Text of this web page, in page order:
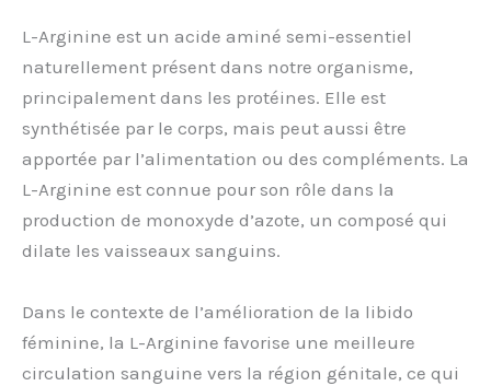
L-Arginine est un acide aminé semi-essentiel
naturellement présent dans notre organisme,
principalement dans les protéines. Elle est
synthétisée par le corps, mais peut aussi être
apportée par l’alimentation ou des compléments. La
L-Arginine est connue pour son rôle dans la
production de monoxyde d’azote, un composé qui
dilate les vaisseaux sanguins.
Dans le contexte de l’amélioration de la libido
féminine, la L-Arginine favorise une meilleure
circulation sanguine vers la région génitale, ce qui